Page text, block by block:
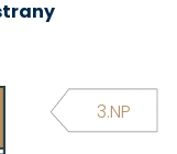
3.NP